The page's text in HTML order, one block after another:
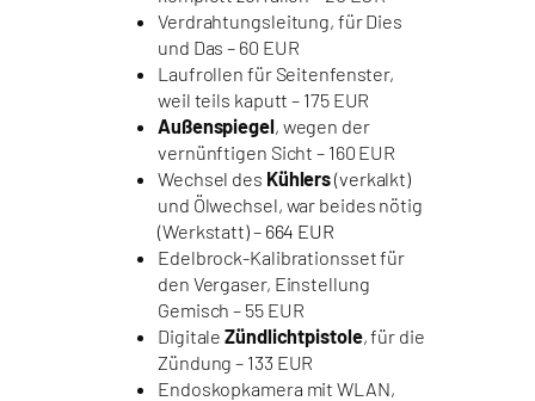
Verdrahtungsleitung, für Dies
und Das – 60 EUR
Laufrollen für Seitenfenster,
weil teils kaputt – 175 EUR
Außenspiegel, wegen der
vernünftigen Sicht – 160 EUR
Wechsel des Kühlers(verkalkt)
und Ölwechsel, war beides nötig
(Werkstatt) – 664 EUR
Edelbrock-Kalibrationsset für
den Vergaser, Einstellung
Gemisch – 55 EUR
DigitaleZündlichtpistole, für die
Zündung – 133 EUR
Endoskopkamera mit WLAN,